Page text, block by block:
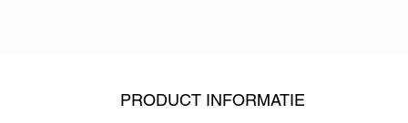
PRODUCT INFORMATIE